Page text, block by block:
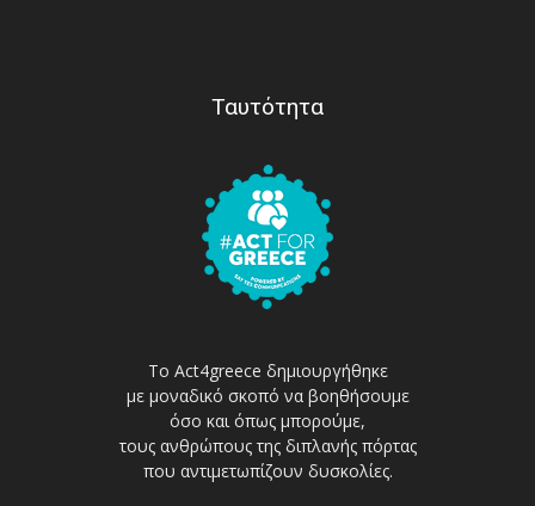
Ταυτότητα
Το Act4greece δημιουργήθηκε
με μοναδικό σκοπό να βοηθήσουμε
όσο και όπως μπορούμε,
τους ανθρώπους της διπλανής πόρτας
που αντιμετωπίζουν δυσκολίες.